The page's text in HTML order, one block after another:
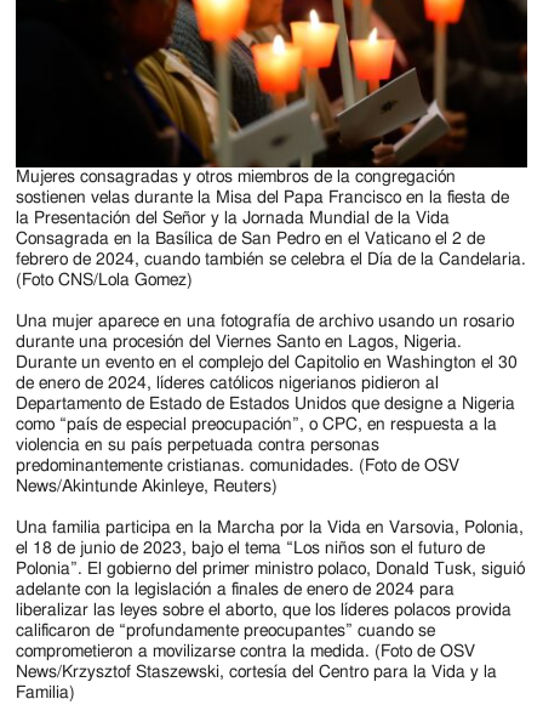
Jackson
Since
1954
Mujeres consagradas y otros miembros de la congregación
sostienen velas durante la Misa del Papa Francisco en la fiesta de
la Presentación del Señor y la Jornada Mundial de la Vida
Consagrada en la Basílica de San Pedro en el Vaticano el 2 de
febrero de 2024, cuando también se celebra el Día de la Candelaria.
(Foto CNS/Lola Gomez)
Una mujer aparece en una fotografía de archivo usando un rosario
durante una procesión del Viernes Santo en Lagos, Nigeria.
Durante un evento en el complejo del Capitolio en Washington el 30
de enero de 2024, líderes católicos nigerianos pidieron al
Departamento de Estado de Estados Unidos que designe a Nigeria
como “país de especial preocupación”, o CPC, en respuesta a la
violencia en su país perpetuada contra personas
predominantemente cristianas. comunidades. (Foto de OSV
News/Akintunde Akinleye, Reuters)
Una familia participa en la Marcha por la Vida en Varsovia, Polonia,
el 18 de junio de 2023, bajo el tema “Los niños son el futuro de
Polonia”. El gobierno del primer ministro polaco, Donald Tusk, siguió
adelante con la legislación a finales de enero de 2024 para
liberalizar las leyes sobre el aborto, que los líderes polacos provida
calificaron de “profundamente preocupantes” cuando se
comprometieron a movilizarse contra la medida. (Foto de OSV
News/Krzysztof Staszewski, cortesía del Centro para la Vida y la
Familia)